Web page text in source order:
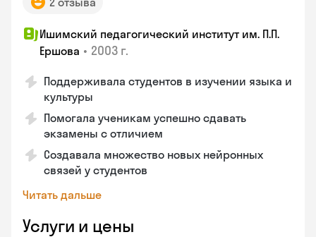
Ишимский педагогический институт им. П.П.
Ершова • 2003 г.
Поддерживала студентов в изучении языка и
культуры
Помогала ученикам успешно сдавать
экзамены с отличием
Создавала множество новых нейронных
связей у студентов
Читать дальше
Услуги и цены